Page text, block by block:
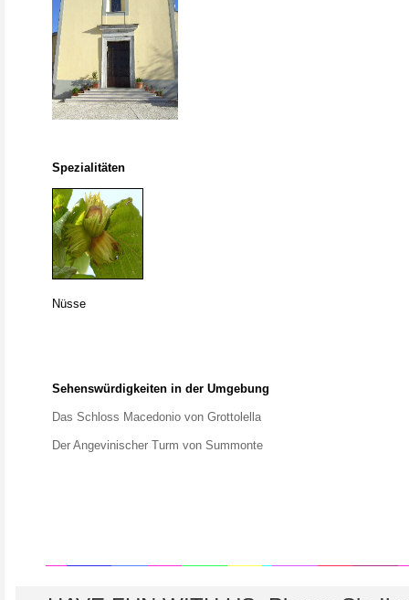
Spezialitäten
Nüsse
Sehenswürdigkeiten in der Umgebung
Das Schloss Macedonio von Grottolella
Der Angevinischer Turm von Summonte